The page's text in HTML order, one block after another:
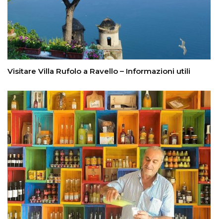
Visitare Villa Rufolo a Ravello – Informazioni utili